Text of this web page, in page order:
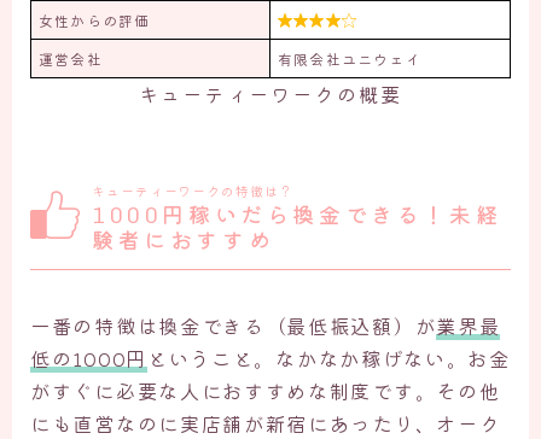
女性からの評価

運営会社 有限会社ユニウェイ
キューティーワークの概要
キューティーワークの特徴は？
1000円稼いだら換金できる！未経
験者におすすめ
一番の特徴は換金できる（最低振込額）が業界最
低の1000円 ということ。なかなか稼げない。お金
がすぐに必要な人におすすめな制度です。その他
にも直営なのに実店舗が新宿にあったり、オーク